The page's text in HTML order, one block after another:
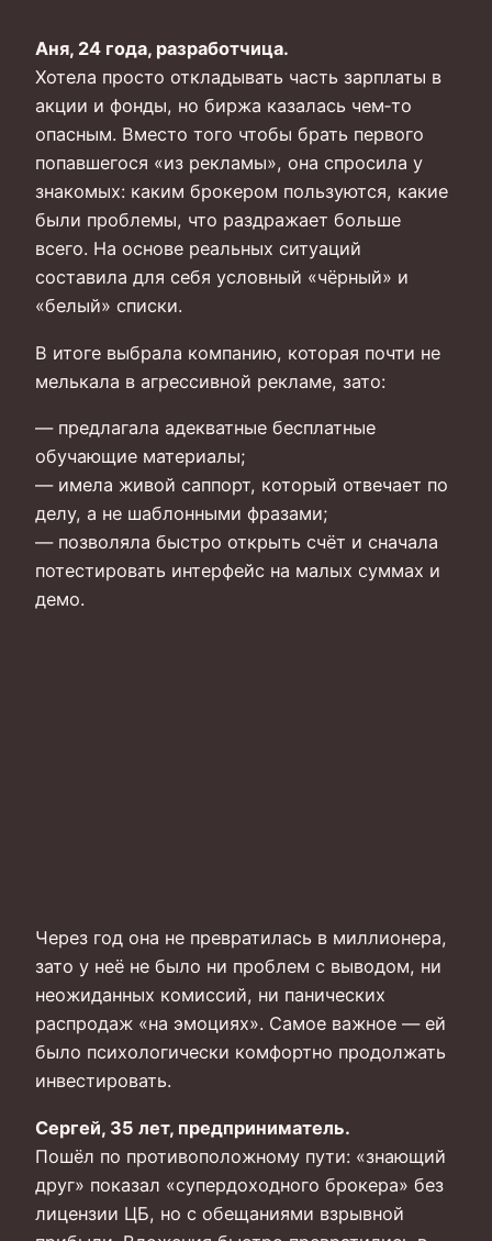
Аня, 24 года, разработчица.
Хотела просто откладывать часть зарплаты в
акции и фонды, но биржа казалась чем‑то
опасным. Вместо того чтобы брать первого
попавшегося «из рекламы», она спросила у
знакомых: каким брокером пользуются, какие
были проблемы, что раздражает больше
всего. На основе реальных ситуаций
составила для себя условный «чёрный» и
«белый» списки.
В итоге выбрала компанию, которая почти не
мелькала в агрессивной рекламе, зато:
— предлагала адекватные бесплатные
обучающие материалы;
— имела живой саппорт, который отвечает по
делу, а не шаблонными фразами;
— позволяла быстро открыть счёт и сначала
потестировать интерфейс на малых суммах и
демо.
Через год она не превратилась в миллионера,
зато у неё не было ни проблем с выводом, ни
неожиданных комиссий, ни панических
распродаж «на эмоциях». Самое важное — ей
было психологически комфортно продолжать
инвестировать.
Сергей, 35 лет, предприниматель.
Пошёл по противоположному пути: «знающий
друг» показал «супердоходного брокера» без
лицензии ЦБ, но с обещаниями взрывной